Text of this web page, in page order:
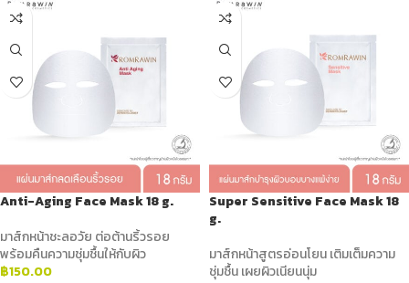
Anti-Aging Face Mask 18 g.
มาส์กหน้าชะลอวัย ต่อต้านริ้วรอย
พร้อมคืนความชุ่มชื้นให้กับผิว
฿150.00
Super Sensitive Face Mask 18
g.
มาส์กหน้าสูตรอ่อนโยน เติมเต็มความ
ชุ่มชื้น เผยผิวเนียนนุ่ม